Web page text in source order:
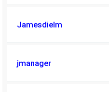
Jamesdielm
jmanager